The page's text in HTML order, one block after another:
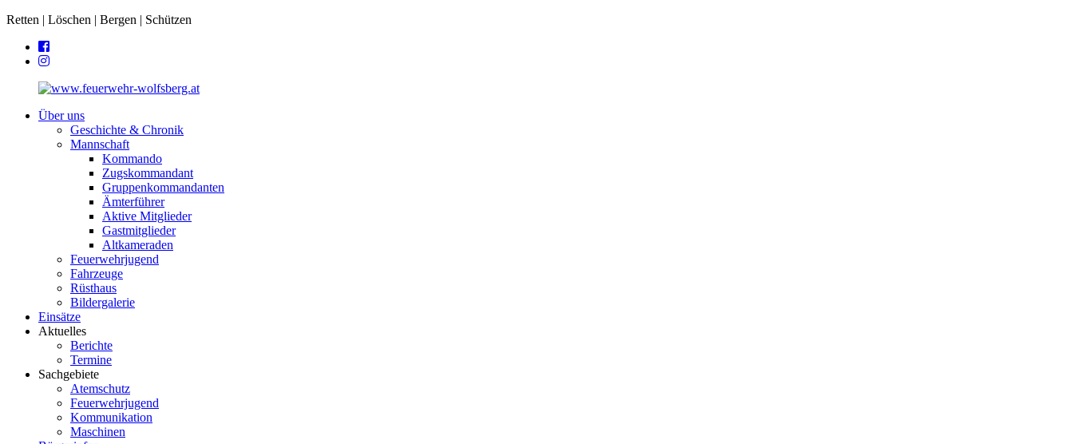
Retten | Löschen | Bergen | Schützen
Über uns
Geschichte & Chronik
Mannschaft
Kommando
Zugskommandant
Gruppenkommandanten
Ämterführer
Aktive Mitglieder
Gastmitglieder
Altkameraden
Feuerwehrjugend
Fahrzeuge
Rüsthaus
Bildergalerie
Einsätze
Aktuelles
Berichte
Termine
Sachgebiete
Atemschutz
Feuerwehrjugend
Kommunikation
Maschinen